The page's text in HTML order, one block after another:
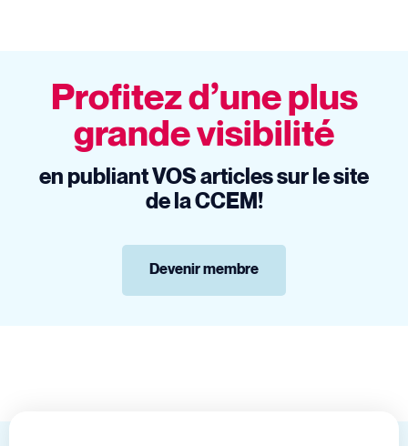
Profitez d’une plus
grande visibilité
en publiant VOS articles sur le site
de la CCEM!
Devenir membre